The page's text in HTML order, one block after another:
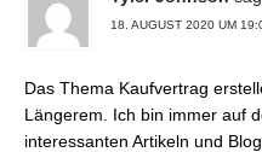
18. AUGUST 2020 UM
Das Thema Kaufvertrag
Längerem. Ich bin immer auf
interessanten Artikeln und